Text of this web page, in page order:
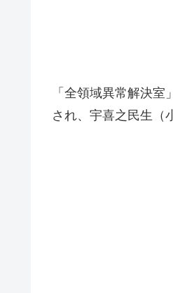
「全領域異常解決
され、宇喜之民生（